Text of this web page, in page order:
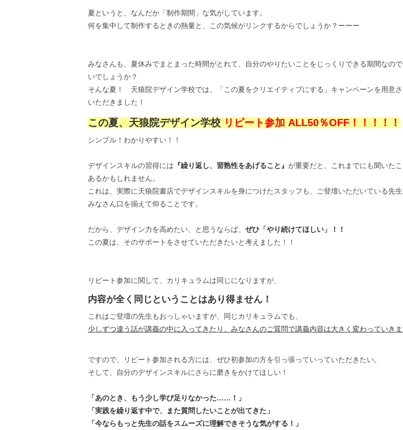
夏というと、なんだか「制作期間」な気がしています。
何を集中して制作するときの熱量と、この気候がリンクするからでしょうか？ーーー
みなさんも、夏休みでまとまった時間がとれて、自分のやりたいことをじっくりできる期間なの
いでしょうか？
そんな夏！ 天狼院デザイン学校では、「この夏をクリエイティブにする」キャンペーンを用意さ
いただきました！
この夏、天狼院デザイン学校 リピート参加 ALL50％OFF！！！！！
シンプル！わかりやすい！！
デザインスキルの習得には 『繰り返し、習熟性をあげること』 が重要だと、これまでにも聞いた
あるかもしれません。
これは、実際に天狼院書店でデザインスキルを身につけたスタッフも、ご登壇いただいている先生
みなさん口を揃えて仰ることです。
だから、デザイン力を高めたい、と思うならば、 ぜひ「やり続けてほしい」！！
この夏は、そのサポートをさせていただきたいと考えました！！
リピート参加に関して、カリキュラムは同じになりますが、
内容が全く同じということはあり得ません！
これはご登壇の先生もおっしゃいますが、同じカリキュラムでも、
少しずつ違う話が講義の中に入ってきたり、みなさんのご質問で講義内容は大きく変わっていきま
ですので、リピート参加される方には、ぜひ初参加の方を引っ張っていっていただきたい。
そして、自分のデザインスキルにさらに磨きをかけてほしい！
「あのとき、もう少し学び足りなかった……！」
「実践を繰り返す中で、また質問したいことが出てきた」
「今ならもっと先生の話をスムーズに理解できそうな気がする！」